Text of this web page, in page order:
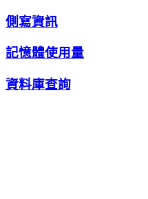
側寫資訊
記憶體使用量
資料庫查詢